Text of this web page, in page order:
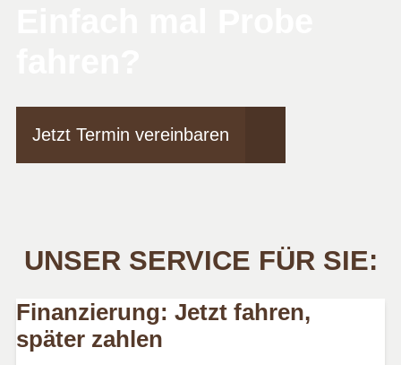
Jetzt Termin vereinbaren
UNSER SERVICE FÜR SIE:
Finanzierung: Jetzt fahren,
später zahlen